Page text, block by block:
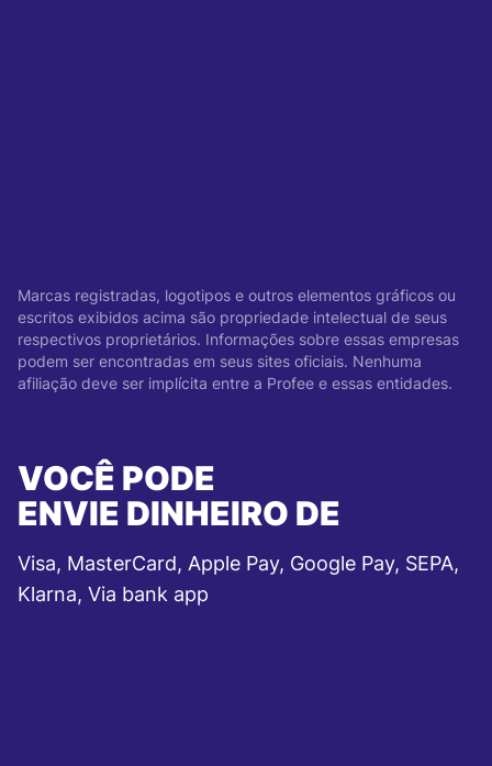
Marcas registradas, logotipos e outros elementos gráficos ou
escritos exibidos acima são propriedade intelectual de seus
respectivos proprietários. Informações sobre essas empresas
podem ser encontradas em seus sites oficiais. Nenhuma
afiliação deve ser implícita entre a Profee e essas entidades.
VOCÊ PODE
ENVIE DINHEIRO DE
Visa, MasterCard, Apple Pay, Google Pay, SEPA,
Klarna, Via bank app